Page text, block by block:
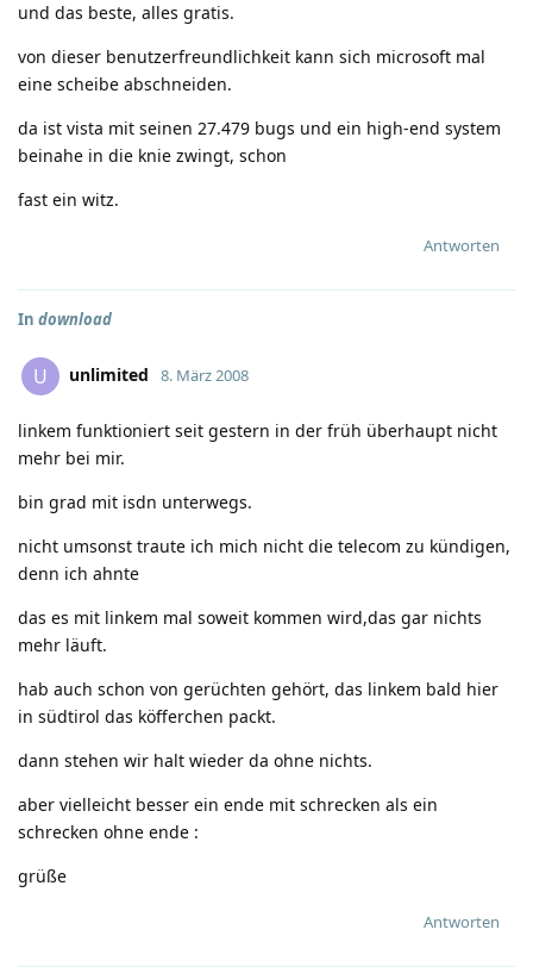
und das beste, alles gratis.
von dieser benutzerfreundlichkeit kann sich microsoft mal
eine scheibe abschneiden.
da ist vista mit seinen 27.479 bugs und ein high-end system
beinahe in die knie zwingt, schon
fast ein witz.
Antworten
In download
U unlimited 8. März 2008
linkem funktioniert seit gestern in der früh überhaupt nicht
mehr bei mir.
bin grad mit isdn unterwegs.
nicht umsonst traute ich mich nicht die telecom zu kündigen,
denn ich ahnte
das es mit linkem mal soweit kommen wird,das gar nichts
mehr läuft.
hab auch schon von gerüchten gehört, das linkem bald hier
in südtirol das köfferchen packt.
dann stehen wir halt wieder da ohne nichts.
aber vielleicht besser ein ende mit schrecken als ein
schrecken ohne ende :
grüße
Antworten